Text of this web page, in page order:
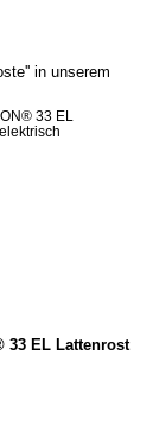
in unserem
33 EL Lattenrost